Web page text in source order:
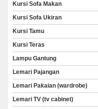
Kursi Sofa Makan
Kursi Sofa Ukiran
Kursi Tamu
Kursi Teras
Lampu Gantung
Lemari Pajangan
Lemari Pakaian (wardrobe)
Lemari TV (tv cabinet)